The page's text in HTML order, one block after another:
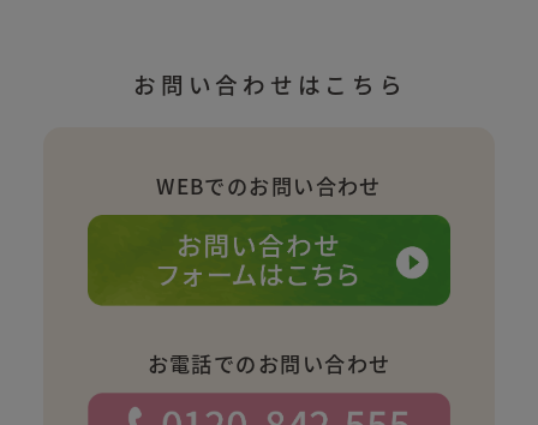
お問い合わせはこちら
WEBでのお問い合わせ
お電話でのお問い合わせ